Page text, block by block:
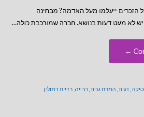
הזכרים ייעלמו מעל האדמה? מבחינה
לא מעט דעות בנושא. חברה שמורכבת כולה…
,דגים, המרת גנים,רבייה,רביית בתולין